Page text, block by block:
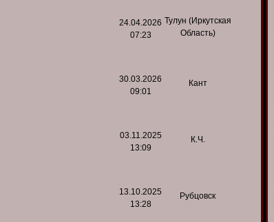
24.04.2026
07:23
Тулун (Иркутская
Область)
30.03.2026
09:01
Кант
03.11.2025
13:09
К.Ч.
13.10.2025
13:28
Рубцовск